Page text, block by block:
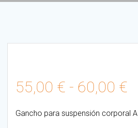
55,00 € - 60,00 €
de
Gancho para suspensión corporal A